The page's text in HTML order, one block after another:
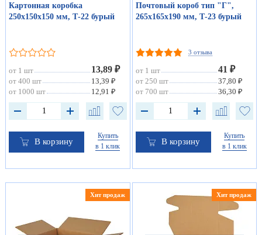
Картонная коробка
250х150х150 мм, Т-22 бурый
от 1 шт 13,89 ₽
от 400 шт
13,39 ₽
от 1000 шт
12,91 ₽
В корзину
Купить
в 1 клик
Почтовый короб тип "Г",
265х165х190 мм, Т-23 бурый
3 отзыва
от 1 шт 41 ₽
от 250 шт
37,80 ₽
от 700 шт
36,30 ₽
В корзину
Купить
в 1 клик
Хит продаж Хит продаж